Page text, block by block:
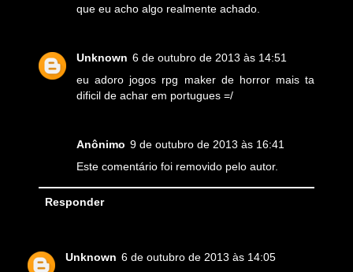
que eu acho algo realmente achado.
Unknown 6 de outubro de 2013 às 14:51
eu adoro jogos rpg maker de horror mais ta
dificil de achar em portugues =/
Anônimo 9 de outubro de 2013 às 16:41
Este comentário foi removido pelo autor.
Responder
Unknown 6 de outubro de 2013 às 14:05